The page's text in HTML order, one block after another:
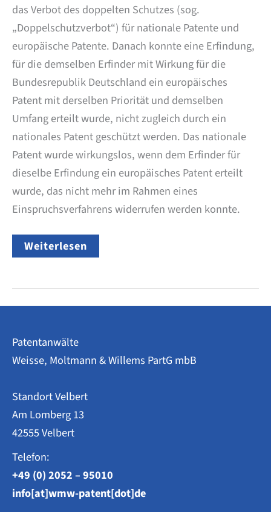
das Verbot des doppelten Schutzes (sog.
„Doppelschutzverbot“) für nationale Patente und
europäische Patente. Danach konnte eine Erfindung,
für die demselben Erfinder mit Wirkung für die
Bundesrepublik Deutschland ein europäisches
Patent mit derselben Priorität und demselben
Umfang erteilt wurde, nicht zugleich durch ein
nationales Patent geschützt werden. Das nationale
Patent wurde wirkungslos, wenn dem Erfinder für
dieselbe Erfindung ein europäisches Patent erteilt
wurde, das nicht mehr im Rahmen eines
Einspruchsverfahrens widerrufen werden konnte.
Anpassung
des
Weiterlesen
Patentanwälte
Weisse, Moltmann & Willems PartG mbB
Standort Velbert
Am Lomberg 13
42555 Velbert
Telefon:
+49 (0) 2052 – 95010
info[at]wmw-patent[dot]de